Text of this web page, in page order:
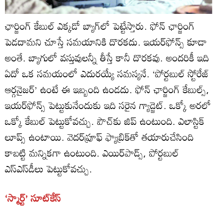
ఛార్జింగ్‌ కేబుల్‌ ఎక్కడో బ్యాగ్‌లో పెట్టేస్తారు. ఫోన్‌ ఛార్జింగ్‌
పెడదామని చూస్తే సమయానికి దొరకదు. ఇయర్‌ఫోన్స్‌ కూడా
అంతే. బ్యాగులో వస్తువులన్నీ తీస్తే కానీ దొరకవు. అందరికీ ఇది
ఏదో ఒక సమయంలో ఎదురయ్యే సమస్యనే. ‘పోర్టబుల్‌ స్టోరేజ్‌
ఆర్గనైజర్‌’ ఉంటే ఈ ఇబ్బంది ఉండదు. ఫోన్‌ ఛార్జింగ్‌ కేబుల్స్‌,
ఇయర్‌ఫోన్స్‌ పెట్టుకునేందుకు ఇది సరైన గ్యాడ్జెట్‌. ఒక్కో అరలో
ఒక్కో కేబుల్‌ పెట్టుకోవచ్చు. పౌచ్‌కు జిప్‌ ఉంటుంది. ఎలాస్టిక్‌
లూప్స్‌ ఉంటాయి. వెదర్‌ప్రూఫ్‌ ఫ్యాబ్రిక్‌తో తయారుచేసింది
కాబట్టి మన్నికగా ఉంటుంది. ఎయిర్‌పాడ్స్‌, పోర్టబుల్‌
ఎస్‌ఎస్‌డీలు పెట్టుకోవచ్చు.
‘స్మార్ట్‌’ సూట్‌కేస్‌